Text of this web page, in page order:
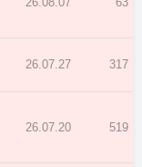
26.07.27 317
26.07.20 519